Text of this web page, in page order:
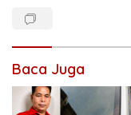
Baca Juga